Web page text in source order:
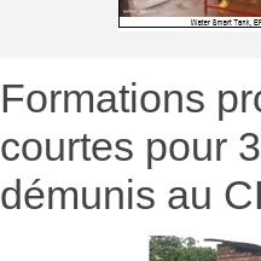
Formations
courtes pour
démunis au